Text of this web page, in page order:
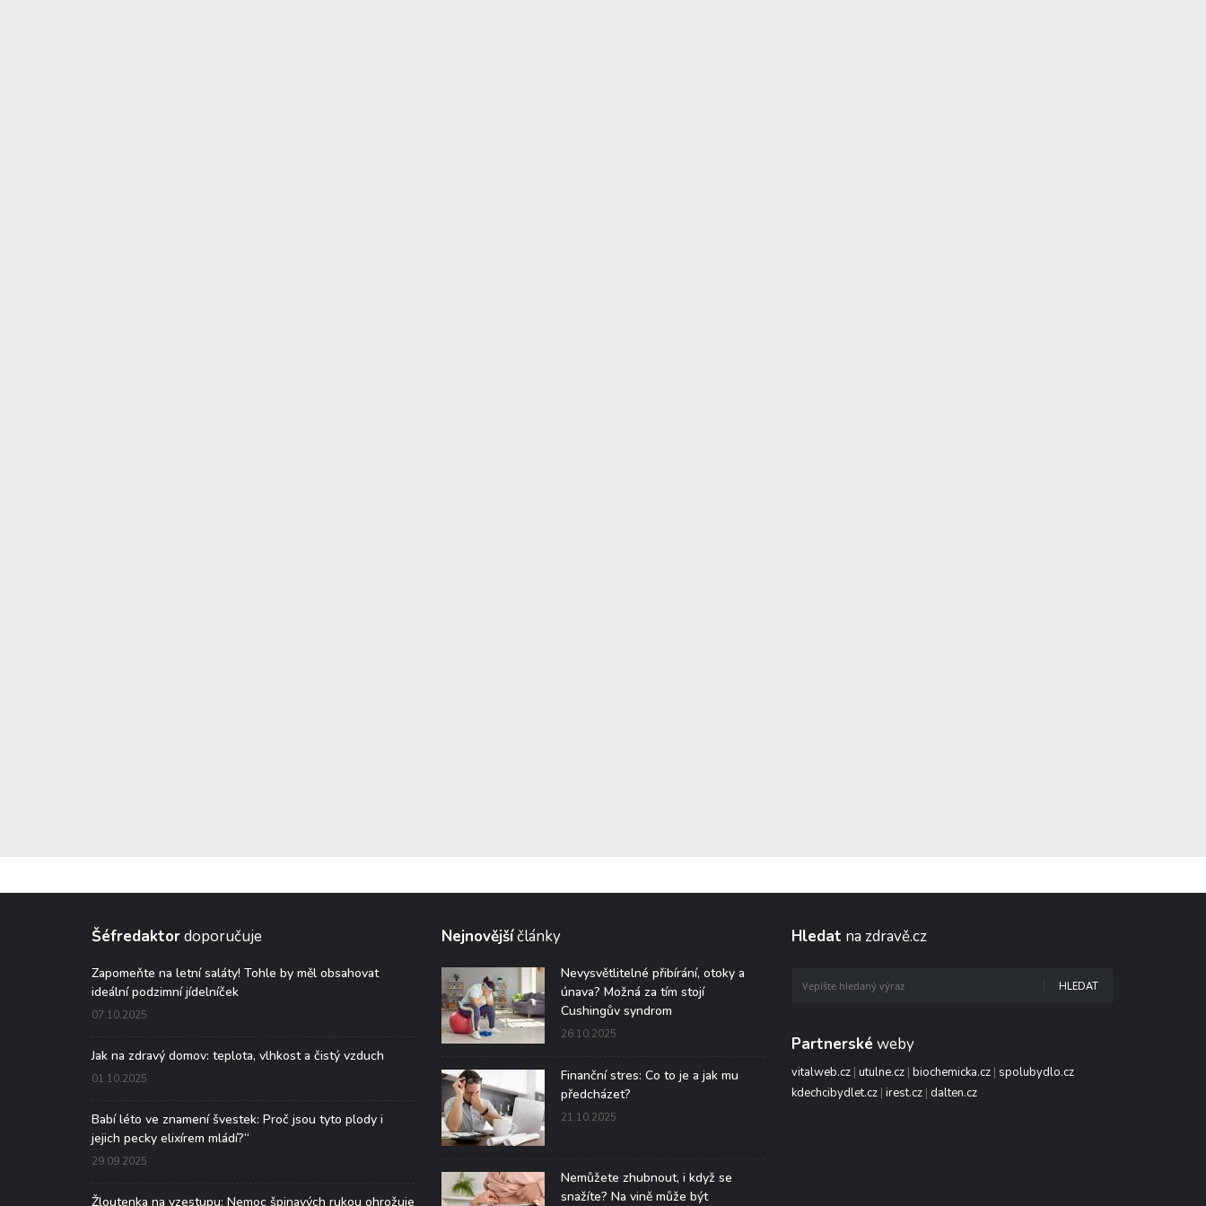
Šéfredaktordoporučuje
Zapomeňte na letní saláty! Tohle by měl obsahovat
ideální podzimní jídelníček
07.10.2025
Jak na zdravý domov: teplota, vlhkost a čistý vzduch
01.10.2025
Babí léto ve znamení švestek: Proč jsou tyto plody i
jejich pecky elixírem mládí?“
29.09.2025
Žloutenka na vzestupu: Nemoc špinavých rukou ohrožuje
Nejnovějšíčlánky
Nevysvětlitelné přibírání, otoky a
únava? Možná za tím stojí
Cushingův syndrom
26.10.2025
Finanční stres: Co to je a jak mu
předcházet?
21.10.2025
Nemůžete zhubnout, i když se
snažíte? Na vině může být
Hledat na zdravě.cz
HLEDAT
Partnerské weby
vitalweb.cz| utulne.cz| biochemicka.cz| spolubydlo.cz
kdechcibydlet.cz| irest.cz| dalten.cz